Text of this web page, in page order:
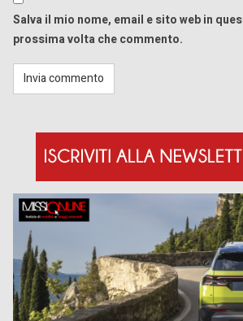
Salva il mio nome, email e sito web in
prossima volta che commento.